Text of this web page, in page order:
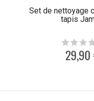
Set de nettoyage
tapis